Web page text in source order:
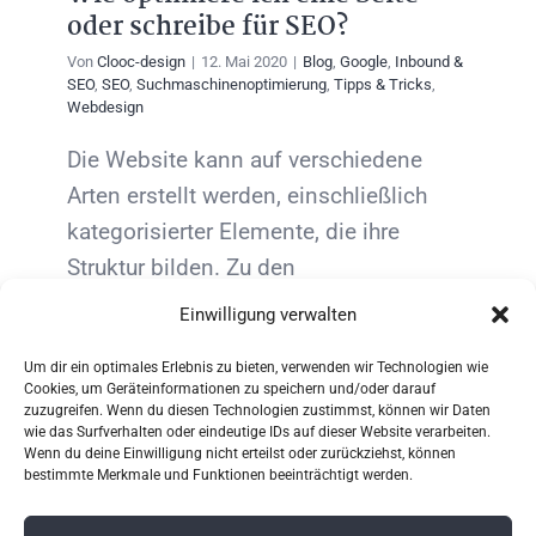
Einwilligung verwalten
Um dir ein optimales Erlebnis zu bieten, verwenden wir Technologien wie
Cookies, um Geräteinformationen zu speichern und/oder darauf
zuzugreifen. Wenn du diesen Technologien zustimmst, können wir Daten
wie das Surfverhalten oder eindeutige IDs auf dieser Website verarbeiten.
Wenn du deine Einwilligung nicht erteilst oder zurückziehst, können
bestimmte Merkmale und Funktionen beeinträchtigt werden.
oder schreibe für SEO?
Von Clooc-design | 12. Mai 2020 | Blog, Google, Inbound &
SEO, SEO, Suchmaschinenoptimierung, Tipps & Tricks,
Webdesign
Die Website kann auf verschiedene
Arten erstellt werden, einschließlich
kategorisierter Elemente, die ihre
Struktur bilden. Zu den
Hauptelementen gehören: Seiten und
haben eine Website für ein
Unternehmen, auf [...]
Weiterlesen